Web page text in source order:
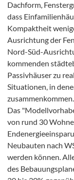
Dachform,
dass
Kompaktheit
Ausrichtung der
Nord-Süd-
kommenden
Passivhäuser zu
Situationen, in
Das
von rund 30
Neubauten nach
werden können.
des